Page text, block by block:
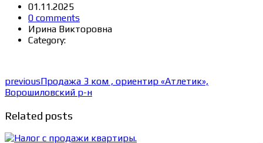
01.11.2025
0 comments
Ирина Викторовна
Category:
previousПродажа 3 ком , ориентир «Атлетик»,
Ворошиловский р-н
Related posts